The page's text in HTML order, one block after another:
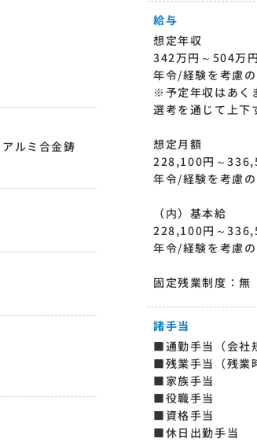
ルミ合金鋳
給与
想定年収
342万円～504万円
年令/経験を考慮
※予定年収はあく
選考を通じて上下
想定月額
228,100円～
年令/経験を考慮
（内）基本給
228,100円～
年令/経験を考慮
固定残業制度：無
諸手当
■通勤手当（会社
■残業手当（残業
■家族手当
■役職手当
■資格手当
■休日出勤手当